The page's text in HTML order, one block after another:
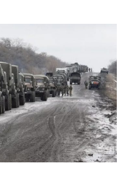
ходом
військ
з